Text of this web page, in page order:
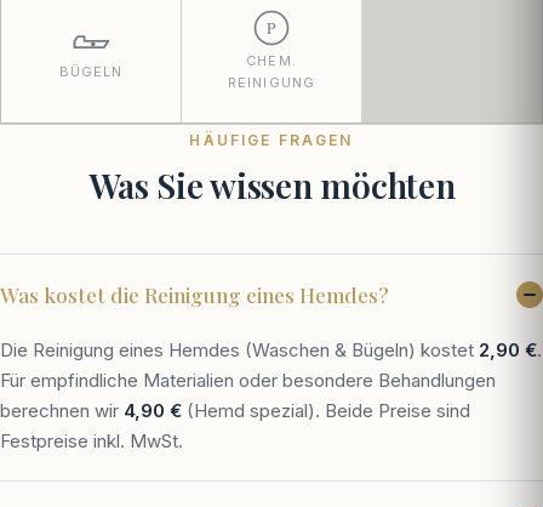
BÜGELN
P
CHEM.
REINIGUNG
HÄUFIGE FRAGEN
Was Sie wissen möchten
Was kostet die Reinigung eines Hemdes?
Die Reinigung eines Hemdes (Waschen & Bügeln) kostet 2,90 €.
Für empfindliche Materialien oder besondere Behandlungen
berechnen wir 4,90 € (Hemd spezial). Beide Preise sind
Festpreise inkl. MwSt.